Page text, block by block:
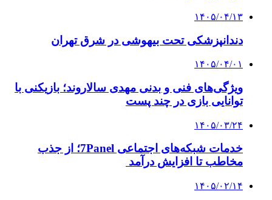
۱۴۰۵/۰۴/۱۳
دندانپزشکی تحت بیهوشی در شرق تهران
۱۴۰۵/۰۴/۰۱
ویژگی‌های فنی و بدنی مهدی سالاروند؛ بازیکنی با
توانایی بازی در چند پست
۱۴۰۵/۰۳/۲۴
خدمات شبکه‌های اجتماعی 7Panel؛ از جذب
مخاطب تا افزایش درآمد
۱۴۰۵/۰۲/۱۴